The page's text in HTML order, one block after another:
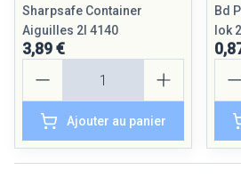
Sharpsafe Container
Aiguilles 2l 4140
3,89 €
Ajouter au panier
Bd
lok